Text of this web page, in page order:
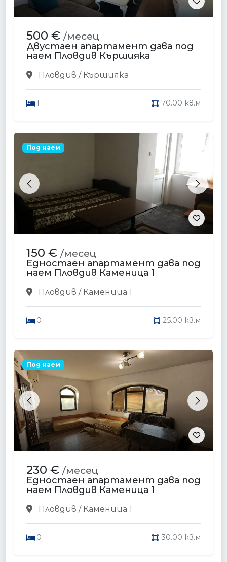
500 € /месец
Двустаен апартамент дава под
наем Пловдив Кършияка
Пловдив / Кършияка
1 70.00 кв.м
Previous Next
Под наем
150 € /месец
Едностаен апартамент дава под
наем Пловдив Каменица 1
Пловдив / Каменица 1
0 25.00 кв.м
Previous Next
Под наем
230 € /месец
Едностаен апартамент дава под
наем Пловдив Каменица 1
Пловдив / Каменица 1
0 30.00 кв.м